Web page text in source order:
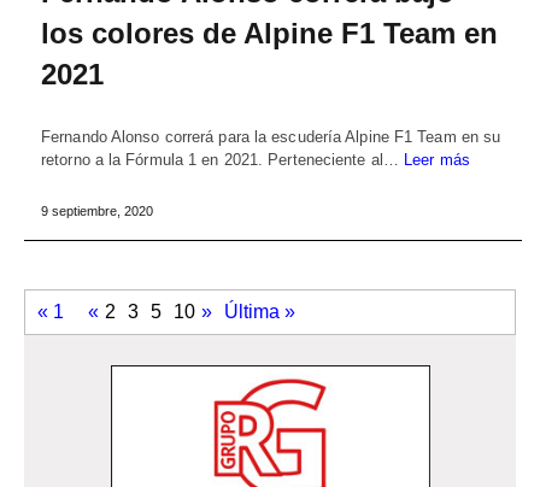
los colores de Alpine F1 Team en
2021
Fernando Alonso correrá para la escudería Alpine F1 Team en su
retorno a la Fórmula 1 en 2021. Perteneciente al… Leer más
9 septiembre, 2020
« 1 « 2 3 5 10 » Última »